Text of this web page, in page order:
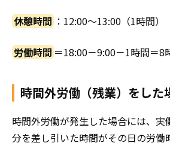
休憩時間 ：12:00～13:00（1時間）
労働時間 ＝18:00－9:00－1時間＝8
時間外労働（残業）をした
時間外労働が発生した場合には、実
分を差し引いた時間がその日の労働